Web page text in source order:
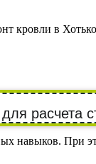
кровли в
для расчета
навыков. При